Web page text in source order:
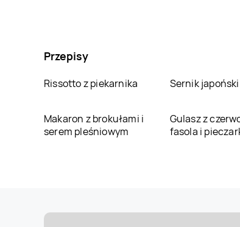
Przepisy
Rissotto z piekarnika Sernik japoński
Makaron z brokułami i
serem pleśniowym
Gulasz z
fasola i